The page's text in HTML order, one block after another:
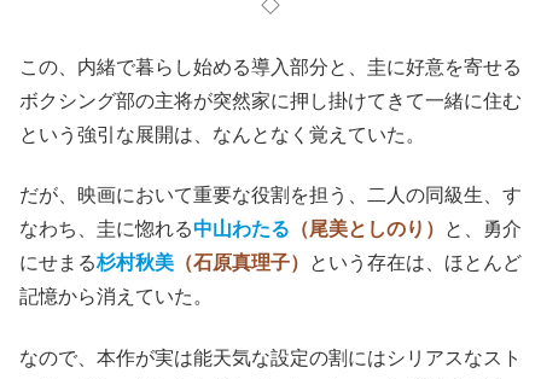
◇
この、内緒で暮らし始める導入部分と、圭に好意を寄せる
ボクシング部の主将が突然家に押し掛けてきて一緒に住む
という強引な展開は、なんとなく覚えていた。
だが、映画において重要な役割を担う、二人の同級生、す
なわち、圭に惚れる中山わたる （尾美としのり）
と、勇介
にせまる杉村秋美 （石原真理子）
という存在は、ほとんど
記憶から消えていた。
なので、本作が実は能天気な設定の割にはシリアスなスト